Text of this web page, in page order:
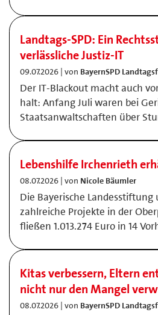
Landtags-SPD: Ein
verlässliche Justiz-IT
09.07.2026 | von BayernSPD
Der IT-Blackout macht auch
halt: Anfang Juli waren bei
Staatsanwaltschaften über
Lebenshilfe Irchenrieth
08.07.2026 | von Nicole Bäumler
Die Bayerische
zahlreiche Projekte in der
fließen 1.013.274 Euro in 14
Kitas verbessern, Eltern
nicht nur den Mangel
08.07.2026 | von BayernSPD